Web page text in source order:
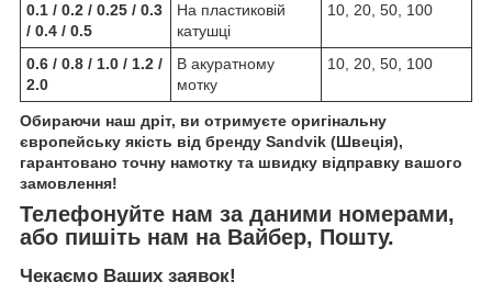
0.1 / 0.2 / 0.25 / 0.3
/ 0.4 / 0.5
На пластиковій
катушці
10, 20, 50, 100
0.6 / 0.8 / 1.0 / 1.2 /
2.0
В акуратному
мотку
10, 20, 50, 100
Обираючи наш дріт, ви отримуєте оригінальну
європейську якість від бренду Sandvik (Швеція),
гарантовано точну намотку та швидку відправку вашого
замовлення!
Телефонуйте нам за даними номерами,
або пишіть нам на Вайбер, Пошту.
Чекаємо Ваших заявок!